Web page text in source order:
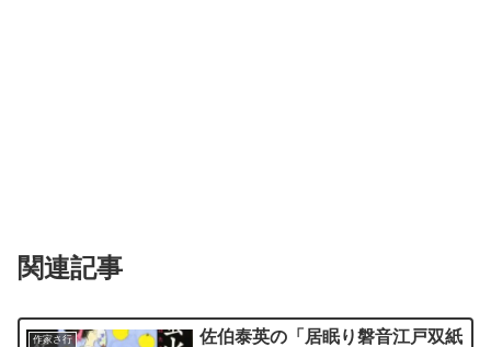
関連記事
作家さ行
佐伯泰英の「居眠り磐音江戸双紙